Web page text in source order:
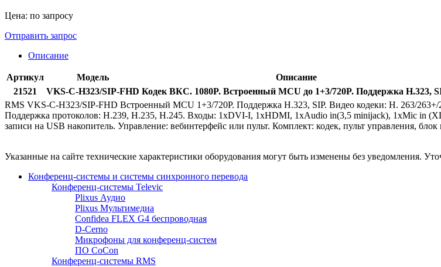
Цена: по запросу
Отправить запрос
Описание
Артикул Модель Описание
21521
VKS-С-H323/SIP-FHD Кодек ВКС. 1080P. Встроенный MCU до 1+3/720P. Поддержка H.323,
RMS VKS-С-H323/SIP-FHD Встроенный MCU 1+3/720P. Поддержка H.323, SIP. Видео кодеки: H. 263/
Поддержка протоколов: H.239, H.235, H.245. Входы: 1xDVI-I, 1xHDMI, 1xAudio in(3,5 minijack), 1xMic in
записи на USB накопитель. Управление: вебинтерфейс или пульт. Комплект: кодек, пульт управления,
Указанные на сайте технические характеристики оборудования могут быть изменены без уведомления.
Конференц-системы и системы синхронного перевода
Конференц-системы Televic
Plixus Аудио
Plixus Мультимедиа
Confidea FLEX G4 беспроводная
D-Cerno
Микрофоны для конференц-систем
ПО CoCon
Конференц-системы RMS